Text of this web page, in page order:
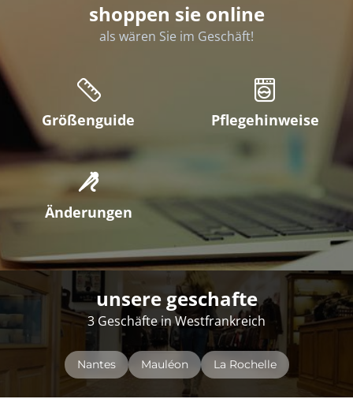
shoppen sie online
als wären Sie im Geschäft!
Größenguide Pflegehinweise
Änderungen
unsere geschafte
3 Geschäfte in Westfrankreich
Nantes Mauléon La Rochelle